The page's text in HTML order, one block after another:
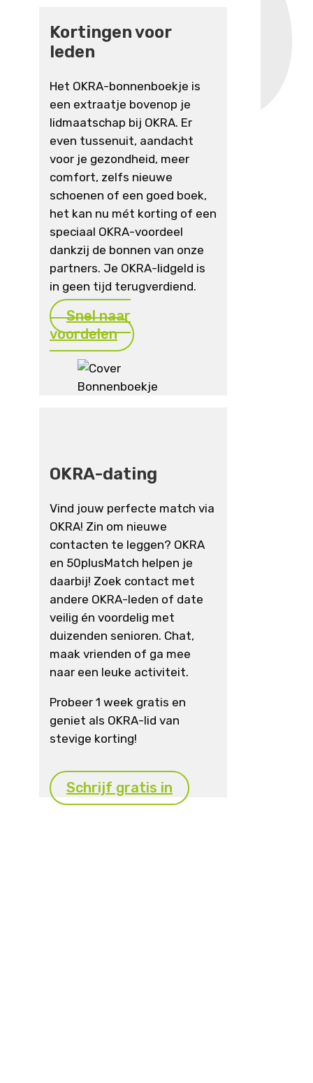
Kortingen voor
leden
Het OKRA-bonnenboekje is
een extraatje bovenop je
lidmaatschap bij OKRA. Er
even tussenuit, aandacht
voor je gezondheid, meer
comfort, zelfs nieuwe
schoenen of een goed boek,
het kan nu mét korting of een
speciaal OKRA-voordeel
dankzij de bonnen van onze
partners. Je OKRA-lidgeld is
in geen tijd terugverdiend.
Snel naar
voordelen
OKRA-dating
Vind jouw perfecte match via
OKRA! Zin om nieuwe
contacten te leggen? OKRA
en 50plusMatch helpen je
daarbij! Zoek contact met
andere OKRA-leden of date
veilig én voordelig met
duizenden senioren. Chat,
maak vrienden of ga mee
naar een leuke activiteit.
Probeer 1 week gratis en
geniet als OKRA-lid van
stevige korting!
Schrijf gratis in